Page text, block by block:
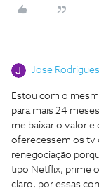
Jose Rodrigues
Estou com o
para mais 24
me baixar o valor e
oferecessem os tv
renegociação
tipo Netflix, prime
claro, por essas